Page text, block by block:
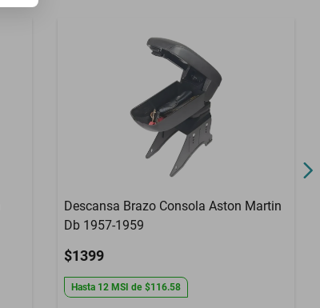
Descansa Brazo Consola Aston Martin
Db 1957-1959
$1399
Hasta 12 MSI de $116.58